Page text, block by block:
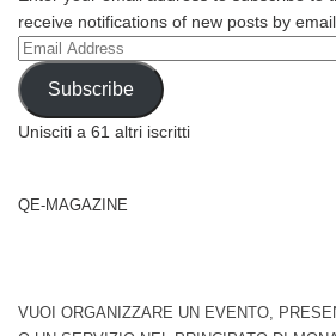
receive notifications of new posts by
Email
Address
Subscribe
Unisciti a 61 altri iscritti
QE-MAGAZINE
VUOI ORGANIZZARE UN EVENTO,